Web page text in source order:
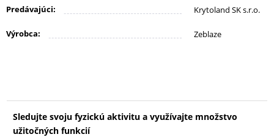
KRÁSA
ZDRAVIE
DIEŤA
Predávajúci: Krytoland SK s.r.o.
Výrobca: Zeblaze
Sledujte svoju fyzickú aktivitu a využívajte množstvo
užitočných funkcií